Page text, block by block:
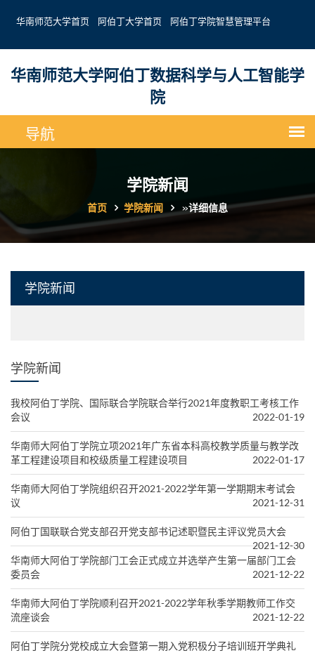
华南师范大学首页 阿伯丁大学首页 阿伯丁学院智慧管理平台
华南师范大学阿伯丁数据科学与人工智能学
院
学院新闻
首页 学院新闻 »详细信息
学院新闻
学院新闻
我校阿伯丁学院、国际联合学院联合举行2021年度教职工考核工作
会议
2022-01-19
华南师大阿伯丁学院立项2021年广东省本科高校教学质量与教学改
革工程建设项目和校级质量工程建设项目
2022-01-17
华南师大阿伯丁学院组织召开2021-2022学年第一学期期末考试会
议
2021-12-31
阿伯丁国联联合党支部召开党支部书记述职暨民主评议党员大会
2021-12-30
华南师大阿伯丁学院部门工会正式成立并选举产生第一届部门工会
委员会
2021-12-22
华南师大阿伯丁学院顺利召开2021-2022学年秋季学期教师工作交
流座谈会
2021-12-22
阿伯丁学院分党校成立大会暨第一期入党积极分子培训班开学典礼